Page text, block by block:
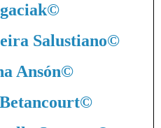
©
Salustiano©
Ansón©
©